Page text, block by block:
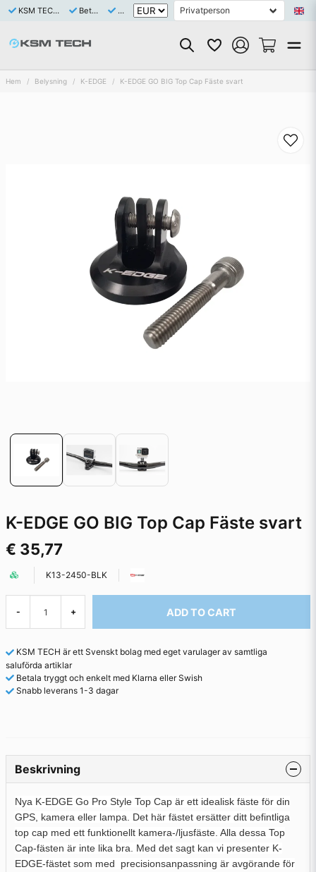
KSM TECH är ett Svenskt bolag med eget varulager av samtliga saluförda artiklar Betala tryggt och enkelt med Klarna eller Swish Snabb leverans 1-3 dagar
Hem Belysning K-EDGE K-EDGE GO BIG Top Cap Fäste svart
K-EDGE GO BIG Top Cap Fäste svart
€ 35,77
K13-2450-BLK
- + ADD TO CART
KSM TECH är ett Svenskt bolag med eget varulager av samtliga
saluförda artiklar
Betala tryggt och enkelt med Klarna eller Swish
Snabb leverans 1-3 dagar
Beskrivning
Nya K-EDGE Go Pro Style Top Cap är ett idealisk fäste för din
GPS, kamera eller lampa. Det här fästet ersätter ditt befintliga
top cap med ett funktionellt kamera-/ljusfäste. Alla dessa Top
Cap-fästen är inte lika bra. Med det sagt kan vi presenter K-
EDGE-fästet som med precisionsanpassning är avgörande för